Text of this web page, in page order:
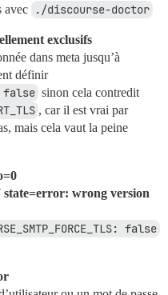
avec
./discourse-doctor
exclusifs
dans meta jusqu’à
définir
false sinon cela contredit
, car il est vrai par
mais cela vaut la peine
wrong version
false